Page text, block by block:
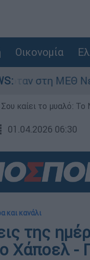
Οικονομία
στη ΜΕΘ Νεογνών
Σου καίει το μυαλό:
┋ 01.04.2026 06:30
και κανάλι
της
Χάποελ -